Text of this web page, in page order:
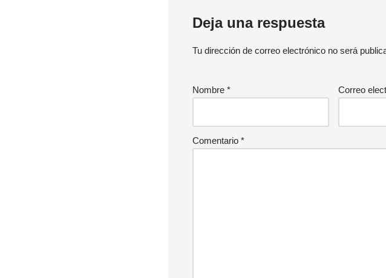
Deja una respuesta
Tu dirección de correo electrónico no será
Nombre * Correo
Comentario *